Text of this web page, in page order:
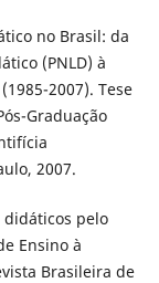
no Brasil: da
(PNLD) à
2007). Tese
Graduação
2007.
didáticos pelo
Ensino à
Brasileira de